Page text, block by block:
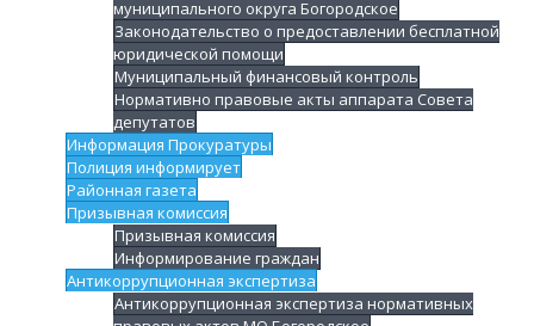
муниципального округа Богородское
Законодательство о предоставлении бесплатной
юридической помощи
Муниципальный финансовый контроль
Нормативно правовые акты аппарата Совета
депутатов
Информация Прокуратуры
Полиция информирует
Районная газета
Призывная комиссия
Призывная комиссия
Информирование граждан
Антикоррупционная экспертиза
Антикоррупционная экспертиза нормативных